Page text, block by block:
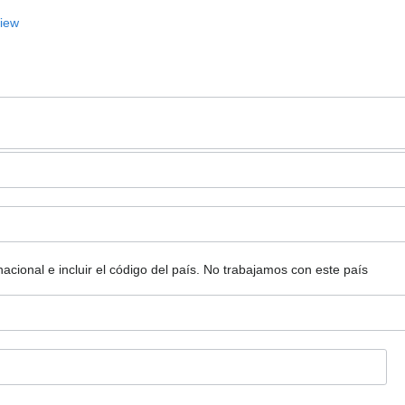
e incluir el código del país. No trabajamos con este país